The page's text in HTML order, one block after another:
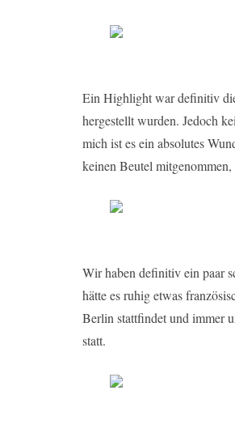
Ein Highlight war definitiv
hergestellt wurden. Jedoch
mich ist es ein absolutes
keinen Beutel
Wir haben definitiv ein paar
hätte es ruhig etwas
Berlin stattfindet und immer
statt.